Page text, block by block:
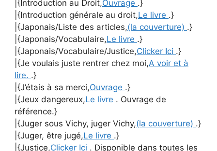
|{Introduction au Droit,Ouvrage .}
|{Introduction générale au droit,Le livre .}
|{Japonais/Liste des articles,(la couverture) .}
|{Japonais/Vocabulaire,Le livre .}
|{Japonais/Vocabulaire/Justice,Clicker Ici .}
|{Je voulais juste rentrer chez moi,A voir et à
lire. .}
|{J’étais à sa merci,Ouvrage .}
|{Jeux dangereux,Le livre . Ouvrage de
référence.}
|{Juger sous Vichy, juger Vichy,(la couverture) .}
|{Juger, être jugé,Le livre .}
|{Justice,Clicker Ici . Disponible dans toutes les